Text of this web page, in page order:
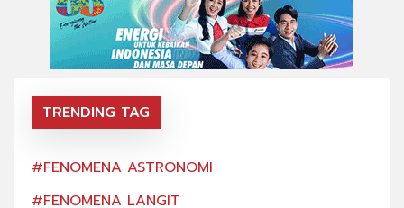
TRENDING TAG
#FENOMENA ASTRONOMI
#FENOMENA LANGIT